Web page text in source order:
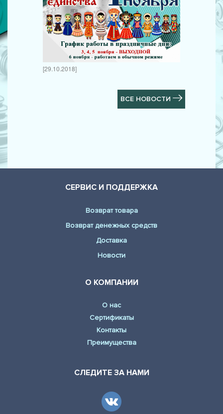
[29.10.2018]
ВСЕ НОВОСТИ
СЕРВИС И ПОДДЕРЖКА
Возврат товара
Возврат денежных средств
Доставка
Новости
О КОМПАНИИ
О нас
Сертификаты
Контакты
Преимущества
СЛЕДИТЕ ЗА НАМИ